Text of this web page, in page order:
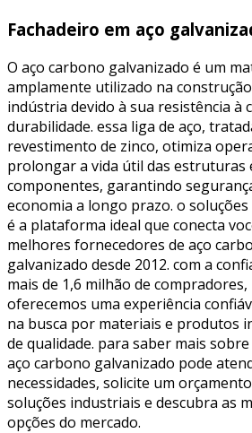
Fachadeiro em aço
O aço carbono galvanizado é um
amplamente utilizado na
indústria devido à sua resistência à
durabilidade. essa liga de aço,
revestimento de zinco, otimiza
prolongar a vida útil das estruturas
componentes, garantindo
economia a longo prazo. o
é a plataforma ideal que conecta
melhores fornecedores de aço
galvanizado desde 2012. com a
mais de 1,6 milhão de compradores,
oferecemos uma experiência
na busca por materiais e produtos
de qualidade. para saber mais
aço carbono galvanizado pode
necessidades, solicite um
soluções industriais e descubra as
opções do mercado.